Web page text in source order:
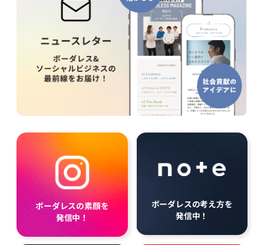
ボーダレスの素顔を
発信中！
ボーダレスの考え方を
発信中！